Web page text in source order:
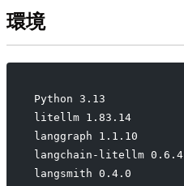
環境
Python 3.13
litellm 1.83.14
langgraph 1.1.10
langchain-litellm 0.6.4
langsmith 0.4.0